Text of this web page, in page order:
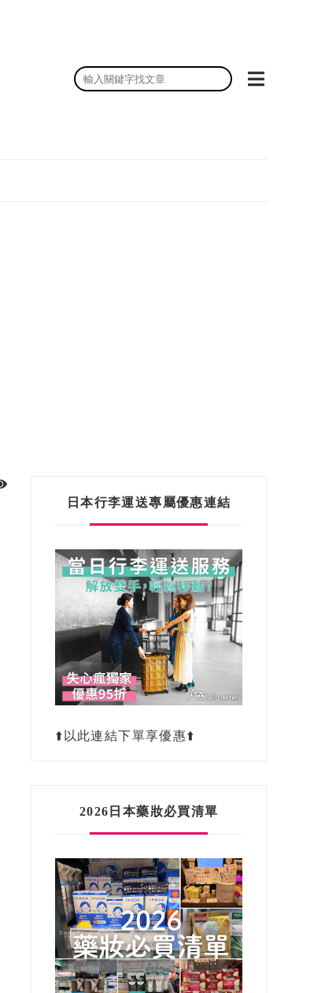
日本行李運送專屬優惠連結
⬆️以此連結下單享優惠⬆️
2026日本藥妝必買清單